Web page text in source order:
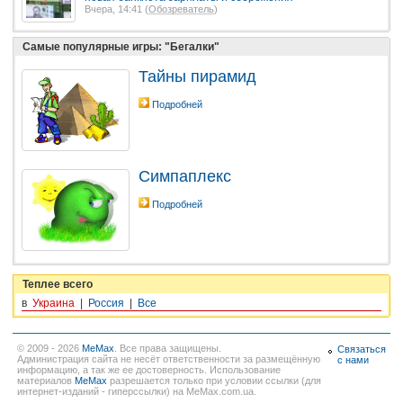
Вчера, 14:41 (Обозреватель)
Самые популярные игры: "Бегалки"
Тайны пирамид
Подробней
Симпаплекс
Подробней
Теплее всего
в Украина Россия Все
© 2009 - 2026 MeMax . Все права защищены.
Администрация сайта не несёт ответственности за размещённую
информацию, а так же ее достоверность. Использование
материалов MeMax разрешается только при условии ссылки (для
интернет-изданий - гиперссылки) на MeMax.com.ua.
Связаться
с нами